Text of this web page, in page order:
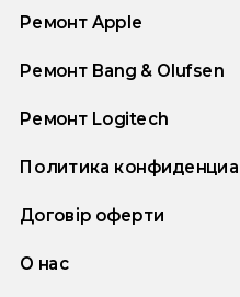
Ремонт Apple
Ремонт Bang & Olufsen
Ремонт Logitech
Политика
Договір оферти
О нас